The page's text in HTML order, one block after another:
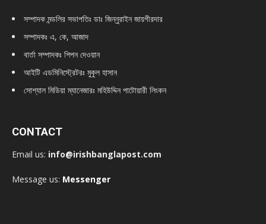
সম্পাদক মন্ডলির সভাপতিঃ ডাঃ জিন্নুরাইন জায়গীরদার
সম্পাদকঃ এ, কে, আজাদ
বার্তা সম্পাদকঃ শিপন দেওয়ান
আইটি এডমিনিস্ট্রেটরঃ মুকুল হাসান
সোশ্যাল মিডিয়া ম্যানেজারঃ মহিউদ্দিন পাটোয়ারী লিংকন
CONTACT
Email us: info@irishbanglapost.com
Message us: Messenger